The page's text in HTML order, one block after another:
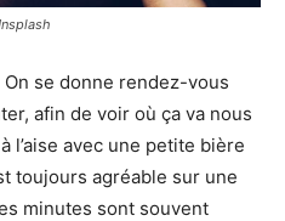
se donne rendez-vous
afin de voir où ça va nous
l’aise avec une petite bière
toujours agréable sur une
minutes sont souvent